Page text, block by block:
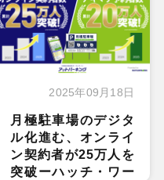
2025年09月18日
月極駐車場のデジタ
ル化進む、オンライ
ン契約者が25万人を
突破ーハッチ・ワー